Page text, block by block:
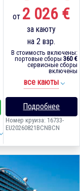
от 2 026 €
за каюту
на 2 взр.
В стоимость включены:
портовые сборы 360 €
сервисные сборы
включены
все каюты
Подробнее
Номер круиза: 16733-
EU20260821BCNBCN